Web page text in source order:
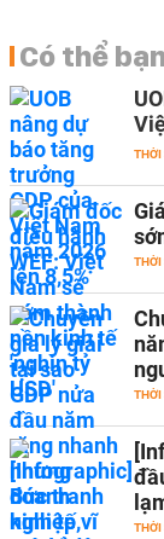
Có thể
THỜI
THỜI
THỜI
THỜI